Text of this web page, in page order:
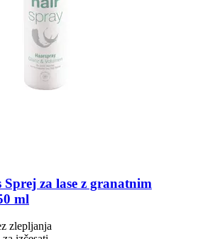
Sprej za lase z granatnim
ml
zlepljanja